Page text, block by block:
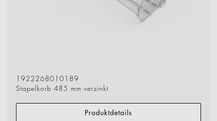
1922268010189
Stapelkorb 485 mm verzinkt
Produktdetails